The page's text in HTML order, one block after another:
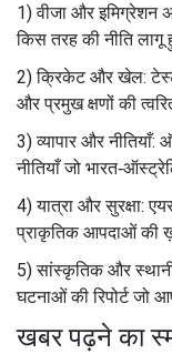
1) वीजा और इमिग्रेशन
किस तरह की नीति
2) क्रिकेट और खेल:
और प्रमुख क्षणों की
3) व्यापार और
नीतियाँ जो
4) यात्रा और सुरक्षा:
प्राकृतिक आपदाओं की
5) सांस्कृतिक और
घटनाओं की रिपोर्ट जो
खबर पढ़ने का